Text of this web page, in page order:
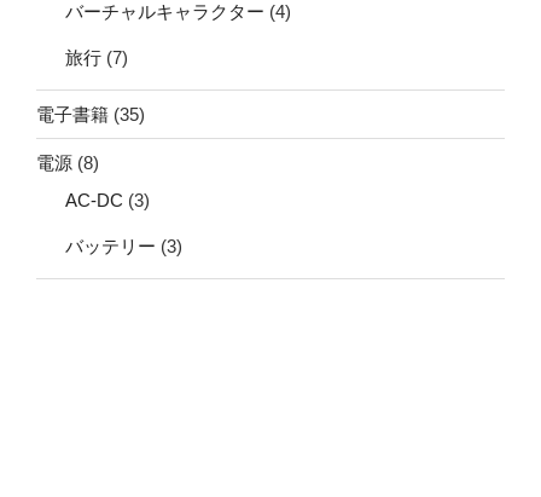
バーチャルキャラクター (4)
旅行 (7)
電子書籍 (35)
電源 (8)
AC-DC (3)
バッテリー (3)